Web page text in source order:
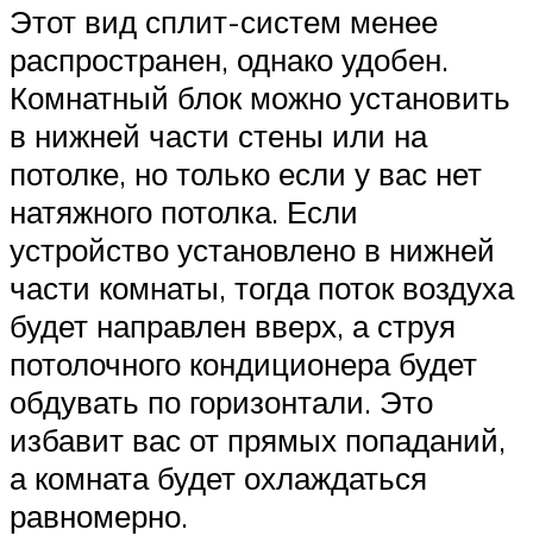
Этот вид сплит-систем менее
распространен, однако удобен.
Комнатный блок можно установить
в нижней части стены или на
потолке, но только если у вас нет
натяжного потолка. Если
устройство установлено в нижней
части комнаты, тогда поток воздуха
будет направлен вверх, а струя
потолочного кондиционера будет
обдувать по горизонтали. Это
избавит вас от прямых попаданий,
а комната будет охлаждаться
равномерно.